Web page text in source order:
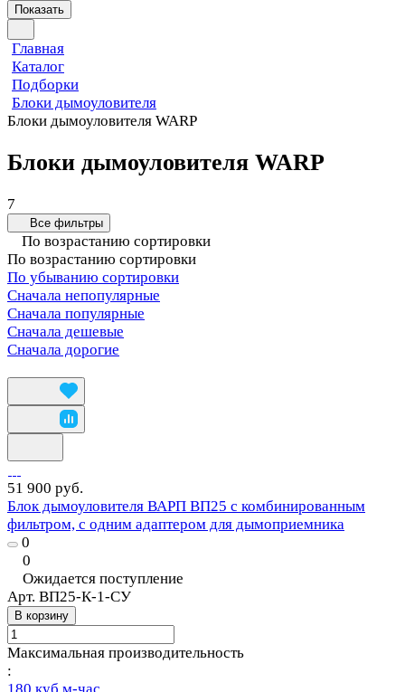
Показать
Главная
Каталог
Подборки
Блоки дымоуловителя
Блоки дымоуловителя WARP
Блоки дымоуловителя WARP
7
Все фильтры
По возрастанию сортировки
По возрастанию сортировки
По убыванию сортировки
Сначала непопулярные
Сначала популярные
Сначала дешевые
Сначала дорогие
51 900 руб.
Блок дымоуловителя ВАРП ВП25 с комбинированным
фильтром, с одним адаптером для дымоприемника
0
0
Ожидается поступление
Арт. ВП25-К-1-СУ
В корзину
Максимальная производительность
: